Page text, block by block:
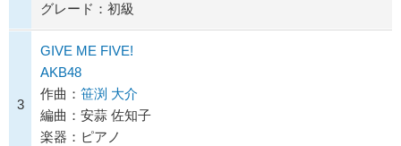
グレード：初級
3
GIVE ME FIVE!
AKB48
作曲： 笹渕 大介
編曲：安蒜 佐知子
楽器：ピアノ